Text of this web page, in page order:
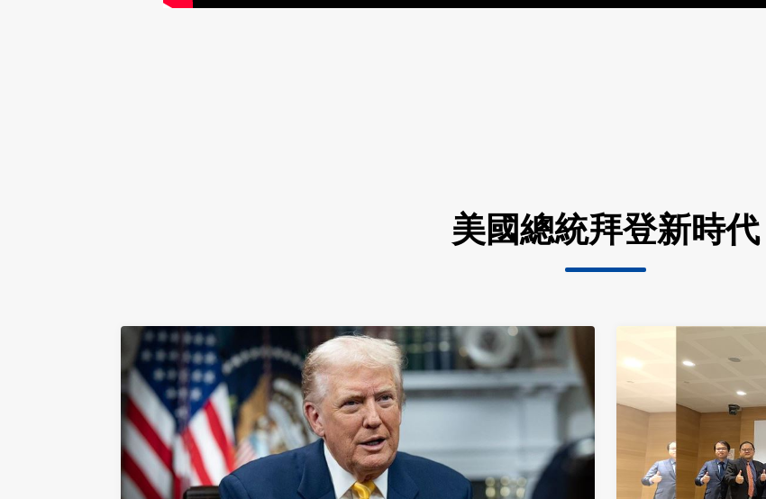
美國總統拜登新時代